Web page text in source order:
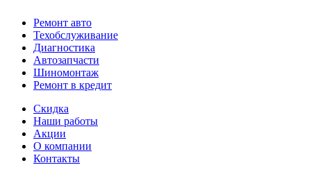
Ремонт авто
Техобслуживание
Диагностика
Автозапчасти
Шиномонтаж
Ремонт в кредит
Скидка
Наши работы
Акции
О компании
Контакты